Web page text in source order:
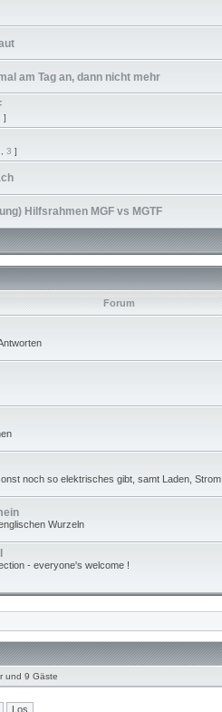
am Tag an, dann nicht mehr
]
3 ]
Hilfsrahmen MGF vs MGTF
Forum
noch so elektrisches gibt, samt Laden,
Wurzeln
- everyone's welcome !
und 9 Gäste